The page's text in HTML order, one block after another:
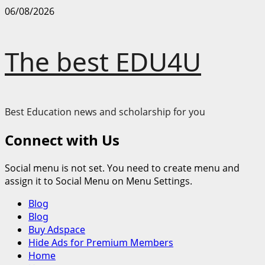
Skip
06/08/2026
The best EDU4U
Best Education news and scholarship for you
Connect with Us
Social menu is not set. You need to create menu and
assign it to Social Menu on Menu Settings.
Primary
Menu
Blog
Blog
Buy Adspace
Hide Ads for Premium Members
Home